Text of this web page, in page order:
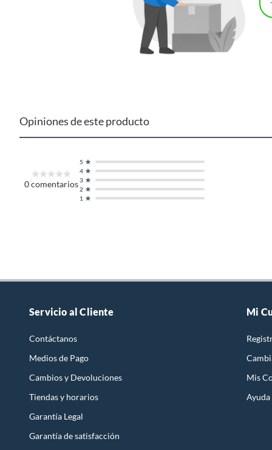
Opiniones de este producto
0comentarios
1
2
3
4
5
Servicio al Cliente
Contáctanos
Medios de Pago
Cambios y Devoluciones
Tiendas y horarios
Garantía Legal
Garantía de satisfacción
Mi
Mis
Ayuda